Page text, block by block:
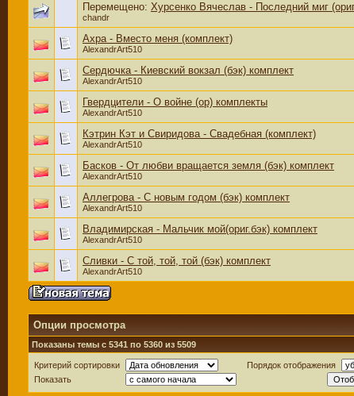
Перемещено: Хурсенко Вячеслав - Последний миг
chandr
Ахра - Вместо меня (комплект)
AlexandrArt510
Сердючка - Киевский вокзал (бэк) комплект
AlexandrArt510
Гвердцители - О войне (ор) комплекты
AlexandrArt510
Кэтрин Кэт и Свиридова - Свадебная (комплект)
AlexandrArt510
Басков - От любви вращается земля (бэк) комплект
AlexandrArt510
Аллегрова - С новым годом (бэк) комплект
AlexandrArt510
Владимирская - Мальчик мой(ориг.бэк) комплект
AlexandrArt510
Сливки - С той, той, той (бэк) комплект
AlexandrArt510
Опции просмотра
Показаны темы с 5341 по 5360 из 5509
Критерий сортировки
Порядок отображения
Показать